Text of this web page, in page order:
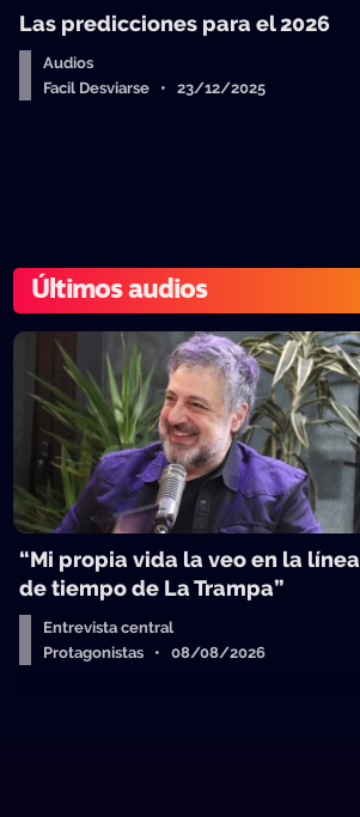
Las predicciones para el 2026
Audios
Facil Desviarse • 23/12/2025
Últimos audios
“Mi propia vida la veo en la línea
de tiempo de La Trampa”
Entrevista central
Protagonistas • 08/08/2026